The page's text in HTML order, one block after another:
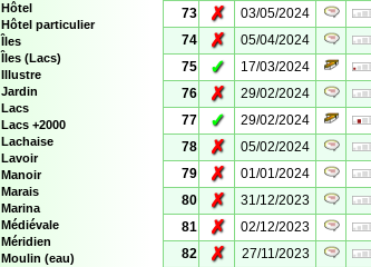
Hôtel
Hôtel particulier
Îles
Îles (Lacs)
Illustre
Jardin
Lacs
Lacs +2000
Lachaise
Lavoir
Manoir
Marais
Marina
Médiévale
Méridien
Moulin (eau)
73
✗ 03/05/2024
74
✗ 05/04/2024
75
✓ 17/03/2024
76
✗ 29/02/2024
77
✓ 29/02/2024
78
✗ 05/02/2024
79
✗ 01/01/2024
80
✗ 31/12/2023
81
✗ 02/12/2023
82
✗ 27/11/2023